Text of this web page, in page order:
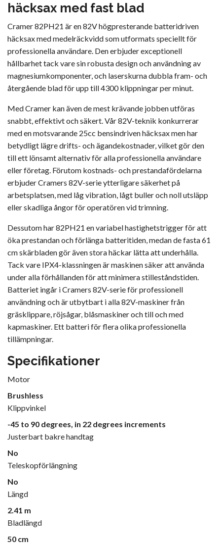
häcksax med fast blad
Cramer 82PH21 är en 82V högpresterande batteridriven
häcksax med medelräckvidd som utformats speciellt för
professionella användare. Den erbjuder exceptionell
hållbarhet tack vare sin robusta design och användning av
magnesiumkomponenter, och laserskurna dubbla fram- och
återgående blad för upp till 4300 klippningar per minut.
Med Cramer kan även de mest krävande jobben utföras
snabbt, effektivt och säkert. Vår 82V-teknik konkurrerar
med en motsvarande 25cc bensindriven häcksax men har
betydligt lägre drifts- och ägandekostnader, vilket gör den
till ett lönsamt alternativ för alla professionella användare
eller företag. Förutom kostnads- och prestandafördelarna
erbjuder Cramers 82V-serie ytterligare säkerhet på
arbetsplatsen, med låg vibration, lågt buller och noll utsläpp
eller skadliga ångor för operatören vid trimning.
Dessutom har 82PH21 en variabel hastighetstrigger för att
öka prestandan och förlänga batteritiden, medan de fasta 61
cm skärbladen gör även stora häckar lätta att underhålla.
Tack vare IPX4-klassningen är maskinen säker att använda
under alla förhållanden för att minimera stilleståndstiden.
Batteriet ingår i Cramers 82V-serie för professionell
användning och är utbytbart i alla 82V-maskiner från
gräsklippare, röjsågar, blåsmaskiner och till och med
kapmaskiner. Ett batteri för flera olika professionella
tillämpningar.
Specifikationer
Motor
Brushless
Klippvinkel
-45 to 90 degrees, in 22 degrees increments
Justerbart bakre handtag
No
Teleskopförlängning
No
Längd
2.41 m
Bladlängd
50 cm